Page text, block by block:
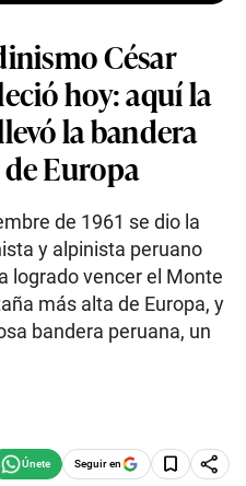
César
hoy: aquí la
la bandera
Europa
de 1961 se dio la
y alpinista peruano
logrado vencer el Monte
más alta de Europa, y
bandera peruana, un
Seguir en